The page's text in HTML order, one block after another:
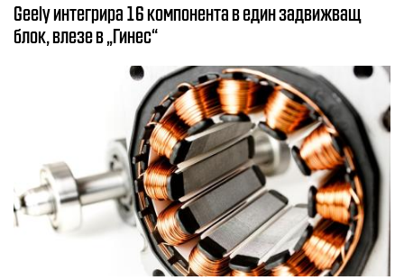
Geely интегрира 16 компонента в един задвижващ
блок, влезе в „Гинес“